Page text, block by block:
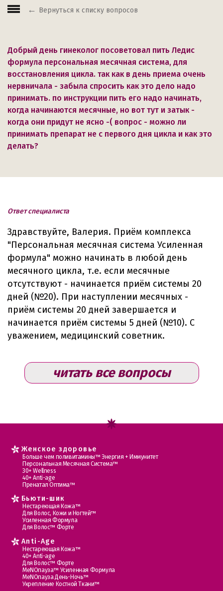
Вернуться к списку вопросов
Добрый день гинеколог посоветовал пить Ледис
формула персональная месячная система, для
восстановления цикла. так как в день приема очень
нервничала - забыла спросить как это дело надо
принимать. по инструкции пить его надо начинать,
когда начинаются месячные, но вот тут и затык -
когда они придут не ясно -( вопрос - можно ли
принимать препарат не с первого дня цикла и как это
делать?
Ответ специалиста
Здравствуйте, Валерия. Приём комплекса
"Персональная месячная система Усиленная
формула" можно начинать в любой день
месячного цикла, т.е. если месячные
отсутствуют - начинается приём системы 20
дней (№20). При наступлении месячных -
приём системы 20 дней завершается и
начинается приём системы 5 дней (№10). С
уважением, медицинский советник.
читать все вопросы
Женское здоровье
Больше чем поливитамины™ Энергия + Иммунитет
Персональная Месячная Система™
30+ Wellness
40+ Anti-age
Пренатал Оптима™
Бьюти-шик
Нестареющая Кожа™
Для Волос, Кожи и Ногтей™
Усиленная Формула
Для Волос™ Форте
Anti-Age
Нестареющая Кожа™
40+ Anti-age
Для Волос™ Форте
МеNOпауза™ Усиленная Формула
МеNOпауза День-Ночь™
Укрепление Костной Ткани™